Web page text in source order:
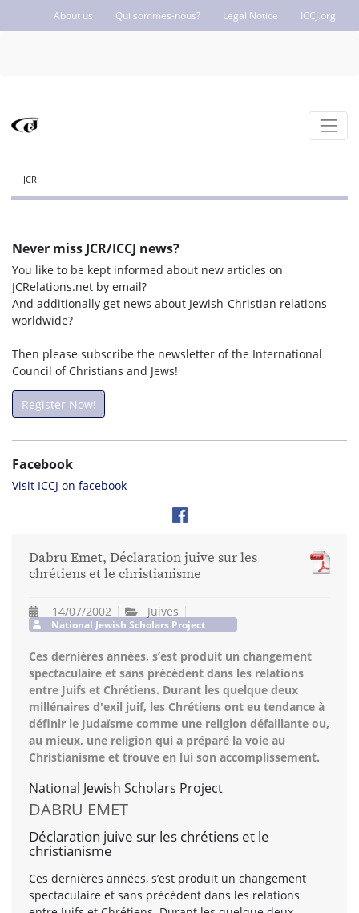
About us Qui sommes-nous? Legal Notice ICCJ.org
JCR
Never miss JCR/ICCJ news?
You like to be kept informed about new articles on
JCRelations.net by email?
And additionally get news about Jewish-Christian relations
worldwide?
Then please subscribe the newsletter of the International
Council of Christians and Jews!
Register Now!
Facebook
Visit ICCJ on facebook
Dabru Emet, Déclaration juive sur les
chrétiens et le christianisme
14/07/2002 Juives
National Jewish Scholars Project
Ces dernières années, s’est produit un changement
spectaculaire et sans précédent dans les relations
entre Juifs et Chrétiens. Durant les quelque deux
millénaires d'exil juif, les Chrétiens ont eu tendance à
définir le Judaïsme comme une religion défaillante ou,
au mieux, une religion qui a préparé la voie au
Christianisme et trouve en lui son accomplissement.
National Jewish Scholars Project
DABRU EMET
Déclaration juive sur les chrétiens et le
christianisme
Ces dernières années, s’est produit un changement
spectaculaire et sans précédent dans les relations